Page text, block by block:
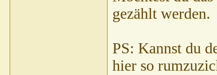
gezählt werden.
PS: Kannst du
hier so